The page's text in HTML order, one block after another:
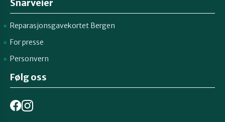
Snarveier
Reparasjonsgavekortet Bergen
For presse
Personvern
Følg oss